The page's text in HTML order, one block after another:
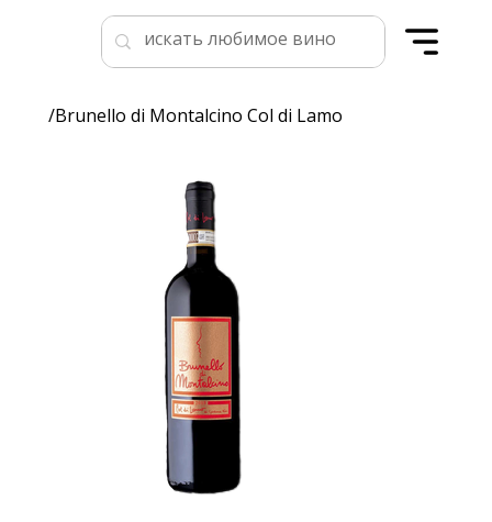
/Brunello di Montalcino Col di Lamo